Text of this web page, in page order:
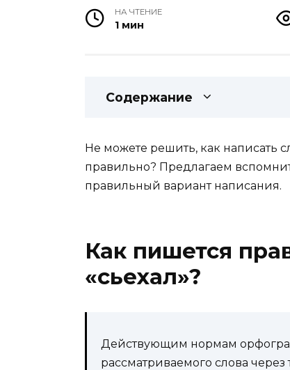
НА ЧТЕНИЕ
1 мин
Содержание
Не можете решить, как написать
правильно? Предлагаем
правильный вариант написания.
Как пишется
«сьехал»?
Действующим нормам
рассматриваемого слова через